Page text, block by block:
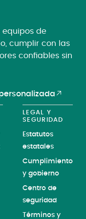
equipos de
cumplir con las
confiables sin
LEGAL Y
SEGURIDAD
Estatutos
estatales
Cumplimiento
y gobierno
Centro de
seguridad
Términos y